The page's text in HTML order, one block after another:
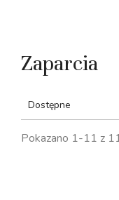
Zaparcia
Dostępne
Pokazano 1-11 z